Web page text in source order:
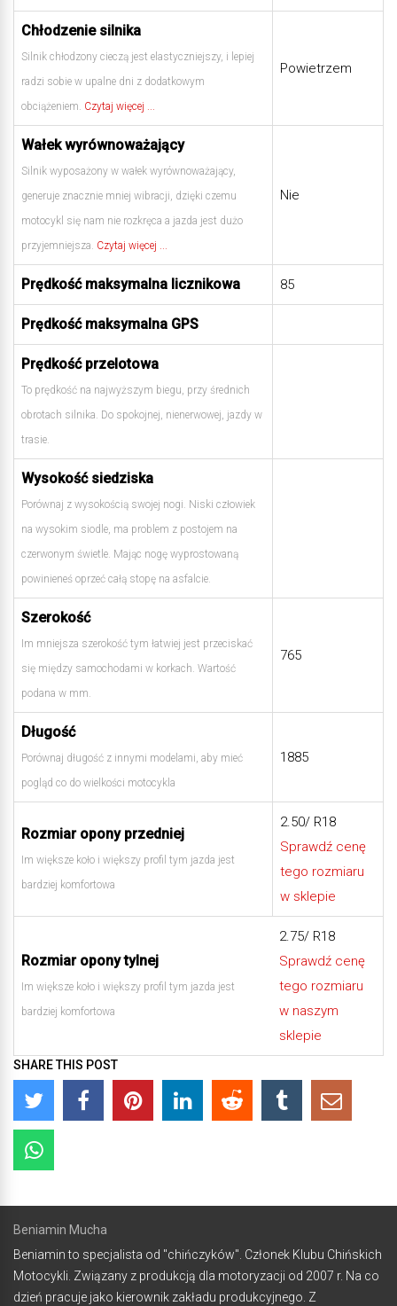
Chłodzenie silnika
Silnik chłodzony cieczą jest elastyczniejszy, i lepiej
radzi sobie w upalne dni z dodatkowym
obciążeniem. Czytaj więcej ...
Powietrzem
Wałek wyrównoważający
Silnik wyposażony w wałek wyrównoważający,
generuje znacznie mniej wibracji, dzięki czemu
motocykl się nam nie rozkręca a jazda jest dużo
przyjemniejsza. Czytaj więcej ...
Nie
Prędkość maksymalna licznikowa 85
Prędkość maksymalna GPS
Prędkość przelotowa
To prędkość na najwyższym biegu, przy średnich
obrotach silnika. Do spokojnej, nienerwowej, jazdy w
trasie.
Wysokość siedziska
Porównaj z wysokością swojej nogi. Niski człowiek
na wysokim siodle, ma problem z postojem na
czerwonym świetle. Mając nogę wyprostowaną
powinieneś oprzeć całą stopę na asfalcie.
Szerokość
Im mniejsza szerokość tym łatwiej jest przeciskać
się między samochodami w korkach. Wartość
podana w mm.
765
Długość
Porównaj długość z innymi modelami, aby mieć
pogląd co do wielkości motocykla
1885
Rozmiar opony przedniej
Im większe koło i większy profil tym jazda jest
bardziej komfortowa
2.50/ R18
Sprawdź cenę
tego rozmiaru
w sklepie
Rozmiar opony tylnej
Im większe koło i większy profil tym jazda jest
bardziej komfortowa
2.75/ R18
Sprawdź cenę
tego rozmiaru
w naszym
sklepie
SHARE THIS POST
Beniamin Mucha
Beniamin to specjalista od "chińczyków". Członek Klubu Chińskich
Motocykli. Związany z produkcją dla motoryzacji od 2007 r. Na co
dzień pracuje jako kierownik zakładu produkcyjnego. Z